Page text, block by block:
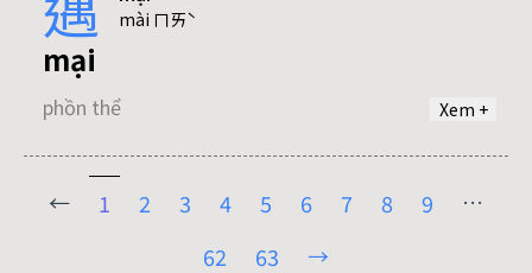
phồn & giản thể
mài ㄇㄞˋ
Xem +
mại
phồn thể
← 1 2 3 4 5 6 7 8 9
…
62
63 →